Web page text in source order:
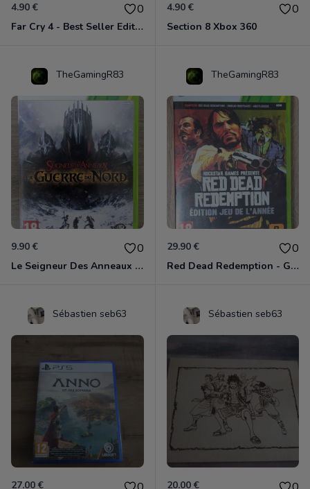
4.90 € 0
Far Cry 4 - Best Seller Edition Xbox 360
4.90 € 0
Section 8 Xbox 360
TheGamingR83
9.90 € 0
Le Seigneur Des Anneaux - La Guerre Du Nord Xbox 360
TheGamingR83
29.90 € 0
Red Dead Redemption - Game Of The Year Xbox 360
Sébastien seb63
27.00 €
Sébastien seb63
20.00 €